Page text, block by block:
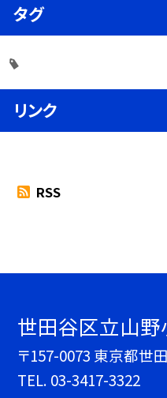
タグ
リンク
RSS
世田谷区立山野
〒157-0073 東京都世
TEL. 03-3417-3322